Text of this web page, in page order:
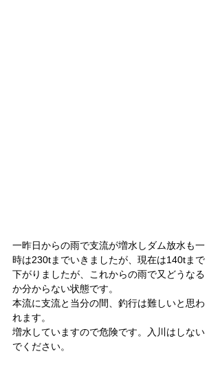
一昨日からの雨で支流が増水しダム放水も一
時は230tまでいきましたが、現在は140tまで
下がりましたが、これからの雨で又どうなる
か分からない状態です。
本流に支流と当分の間、釣行は難しいと思わ
れます。
増水していますので危険です。入川はしない
でください。